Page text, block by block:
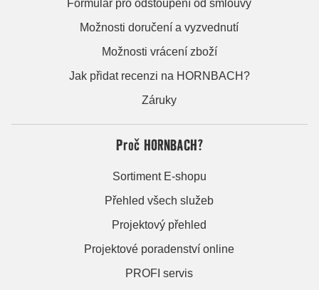
Formulář pro odstoupení od smlouvy
Možnosti doručení a vyzvednutí
Možnosti vrácení zboží
Jak přidat recenzi na HORNBACH?
Záruky
Proč HORNBACH?
Sortiment E-shopu
Přehled všech služeb
Projektový přehled
Projektové poradenství online
PROFI servis